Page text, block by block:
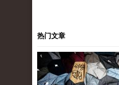
热门文章